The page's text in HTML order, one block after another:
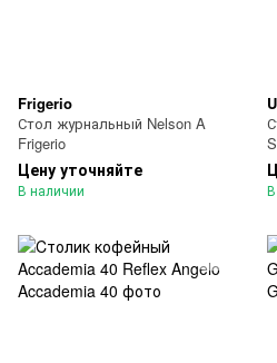
Frigerio
Стол журнальный Nelson A
Frigerio
Цену уточняйте
В наличии